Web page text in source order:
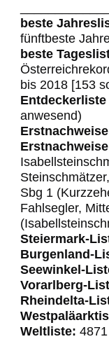
beste
fünftbeste
beste
bis 2018 [153
anwesend)
Sbg 1
Fahlsegler,
Steiermark-
Burgenland-
Seewinkel-
Vorarlberg-
Rheindelta-
Weltliste: